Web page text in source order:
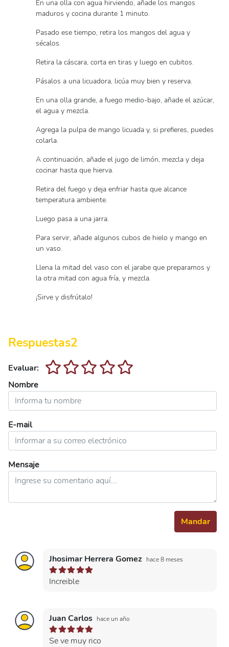
En una olla con agua hirviendo, añade los mangos
maduros y cocina durante 1 minuto.
Pasado ese tiempo, retira los mangos del agua y
sécalos.
Retira la cáscara, corta en tiras y luego en cubitos.
Pásalos a una licuadora, licúa muy bien y reserva.
En una olla grande, a fuego medio-bajo, añade el azúcar,
el agua y mezcla.
Agrega la pulpa de mango licuada y, si prefieres, puedes
colarla.
A continuación, añade el jugo de limón, mezcla y deja
cocinar hasta que hierva.
Retira del fuego y deja enfriar hasta que alcance
temperatura ambiente.
Luego pasa a una jarra.
Para servir, añade algunos cubos de hielo y mango en
un vaso.
Llena la mitad del vaso con el jarabe que preparamos y
la otra mitad con agua fría, y mezcla.
¡Sirve y disfrútalo!
Respuestas2
Evaluar:
Nombre
E-mail
Mensaje
Mandar
Jhosimar Herrera Gomez hace 8 meses
Increible
Juan Carlos hace un año
Se ve muy rico